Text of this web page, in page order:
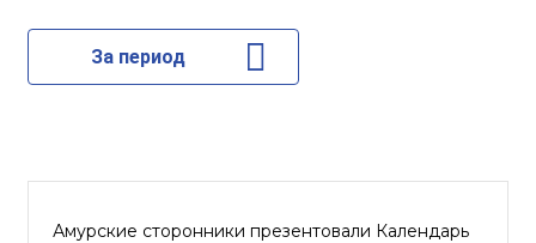
За период
Амурские сторонники презентовали Календарь